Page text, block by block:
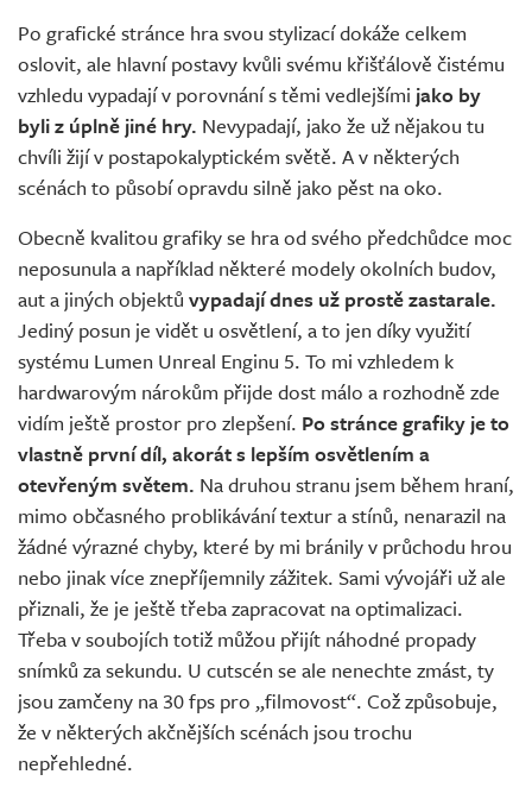
Po grafické stránce hra svou stylizací dokáže celkem
oslovit, ale hlavní postavy kvůli svému křišťálově čistému
vzhledu vypadají v porovnání s těmi vedlejšími jako by
byli z úplně jiné hry. Nevypadají, jako že už nějakou tu
chvíli žijí v postapokalyptickém světě. A v některých
scénách to působí opravdu silně jako pěst na oko.
Obecně kvalitou grafiky se hra od svého předchůdce moc
neposunula a například některé modely okolních budov,
aut a jiných objektů vypadají dnes už prostě zastarale.
Jediný posun je vidět u osvětlení, a to jen díky využití
systému Lumen Unreal Enginu 5. To mi vzhledem k
hardwarovým nárokům přijde dost málo a rozhodně zde
vidím ještě prostor pro zlepšení. Po stránce grafiky je to
vlastně první díl, akorát s lepším osvětlením a
otevřeným světem. Na druhou stranu jsem během hraní,
mimo občasného problikávání textur a stínů, nenarazil na
žádné výrazné chyby, které by mi bránily v průchodu hrou
nebo jinak více znepříjemnily zážitek. Sami vývojáři už ale
přiznali, že je ještě třeba zapracovat na optimalizaci.
Třeba v soubojích totiž můžou přijít náhodné propady
snímků za sekundu. U cutscén se ale nenechte zmást, ty
jsou zamčeny na 30 fps pro „filmovost“. Což způsobuje,
že v některých akčnějších scénách jsou trochu
nepřehledné.